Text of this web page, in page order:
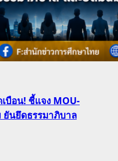
บือน! ชี้แจง MOU-
นยึดธรรมาภิบาล